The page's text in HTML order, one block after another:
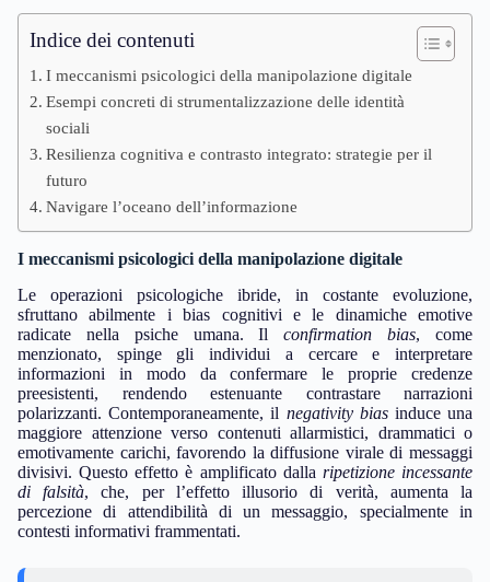
Indice dei contenuti
I meccanismi psicologici della manipolazione digitale
Esempi concreti di strumentalizzazione delle identità
sociali
Resilienza cognitiva e contrasto integrato: strategie per il
futuro
Navigare l’oceano dell’informazione
I meccanismi psicologici della manipolazione digitale
Le operazioni psicologiche ibride, in costante evoluzione,
sfruttano abilmente i bias cognitivi e le dinamiche emotive
radicate nella psiche umana. Ilconfirmation bias, come
menzionato, spinge gli individui a cercare e interpretare
informazioni in modo da confermare le proprie credenze
preesistenti, rendendo estenuante contrastare narrazioni
polarizzanti. Contemporaneamente, il negativity biasinduce una
maggiore attenzione verso contenuti allarmistici, drammatici o
emotivamente carichi, favorendo la diffusione virale di messaggi
divisivi. Questo effetto è amplificato dalla ripetizione incessante
di falsità, che, per l’effetto illusorio di verità, aumenta la
percezione di attendibilità di un messaggio, specialmente in
contesti informativi frammentati.